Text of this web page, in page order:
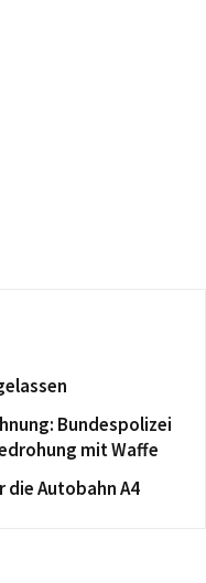
Bundespolizei
mit Waffe
Autobahn A4